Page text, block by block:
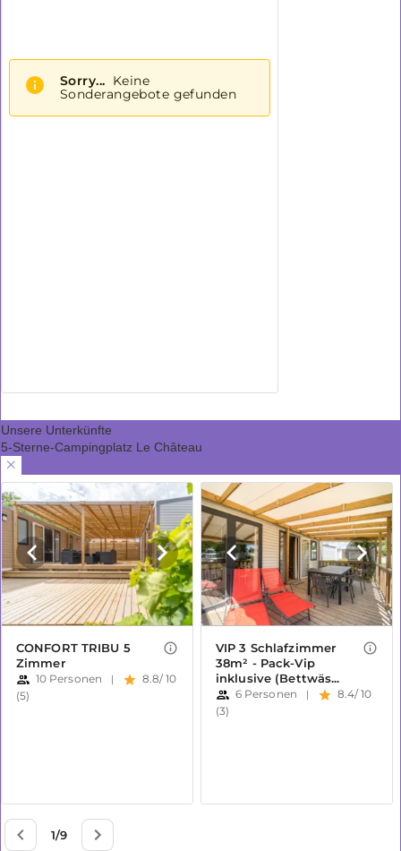
Unsere Unterkünfte
5-Sterne-Campingplatz Le Château